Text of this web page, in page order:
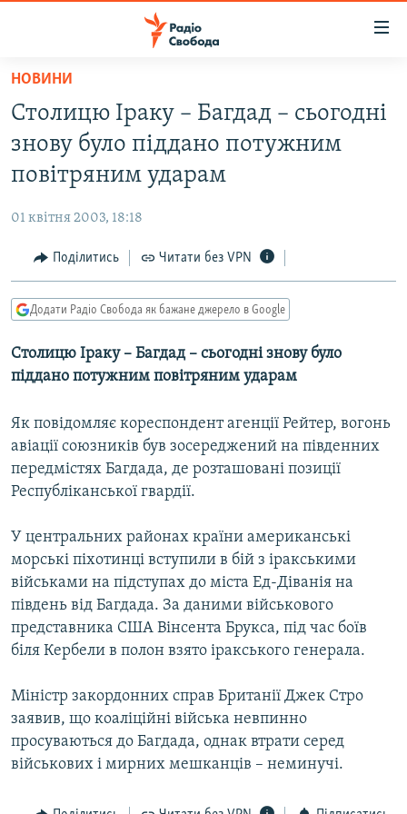
Перейти
основного
матеріалу
Перейти
до
основної
Перейти
до
пошуку
ВСЕ ЗА ДОБУ
СТАТТІ
СУСПІЛЬСТВО
УКРАЇНА
РОСІЙСЬКА «ФІЛЬТРАЦІЯ»
ДОНБАС.РЕАЛІЇ
ТИ ЯК?
СХЕМИ
КИТАЙ.ВИКЛИКИ
МУЛЬТИМЕДІА
ФОТО
СПЕЦПРОЄКТИ
КРИМ РЕАЛІЇ
РУС
УКР
КТАТ
ДОЛУЧАЙСЯ!
НОВИНИ
Столицю Іраку – Багдад – сьогодні
знову було піддано потужним
повітряним ударам
01 квітня 2003, 18:18
Поділитись Читати без VPN
Додати Радіо Свобода як бажане джерело в Google
Столицю Іраку – Багдад – сьогодні знову було
піддано потужним повітряним ударам
Як повідомляє кореспондент агенції Рейтер, вогонь
авіації союзників був зосереджений на південних
передмістях Багдада, де розташовані позиції
Республіканської гвардії.
У центральних районах країни американські
морські піхотинці вступили в бій з іракськими
військами на підступах до міста Ед-Діванія на
південь від Багдада. За даними військового
представника США Вінсента Брукса, під час боїв
біля Кербели в полон взято іракського генерала.
Міністр закордонних справ Британії Джек Стро
заявив, що коаліційні війська невпинно
просуваються до Багдада, однак втрати серед
військових і мирних мешканців – неминучі.